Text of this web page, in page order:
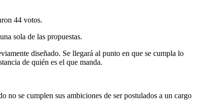
44 votos.
sola de las propuestas.
diseñado. Se llegará al punto en que se cumpla lo
de quién es el que manda.
no se cumplen sus ambiciones de ser postulados a un cargo